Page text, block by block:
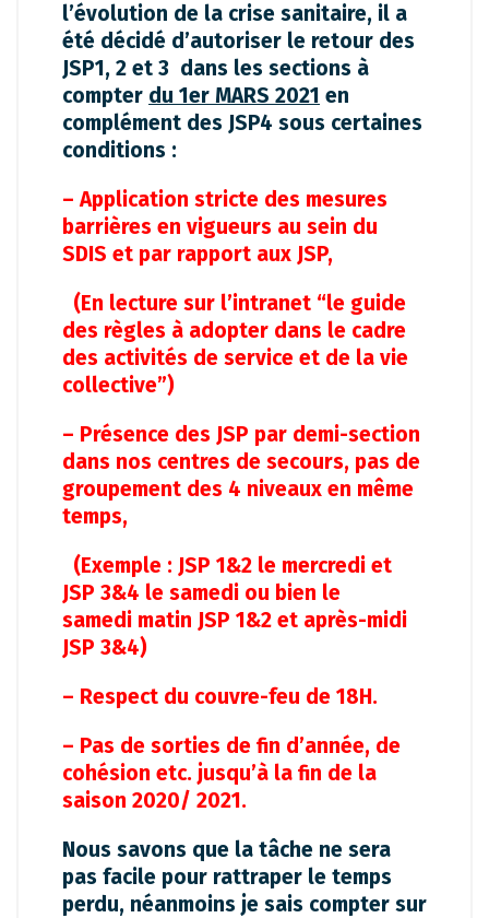
l’évolution de la crise sanitaire, il a
été décidé d’autoriser le retour des
JSP1, 2 et 3 dans les sections à
compter du 1er MARS 2021 en
complément des JSP4 sous certaines
conditions :
– Application stricte des mesures
barrières en vigueurs au sein du
SDIS et par rapport aux JSP,
(En lecture sur l’intranet “le guide
des règles à adopter dans le cadre
des activités de service et de la vie
collective”)
– Présence des JSP par demi-section
dans nos centres de secours, pas de
groupement des 4 niveaux en même
temps,
(Exemple : JSP 1&2 le mercredi et
JSP 3&4 le samedi ou bien le
samedi matin JSP 1&2 et après-midi
JSP 3&4)
– Respect du couvre-feu de 18H.
– Pas de sorties de fin d’année, de
cohésion etc. jusqu’à la fin de la
saison 2020/ 2021.
Nous savons que la tâche ne sera
pas facile pour rattraper le temps
perdu, néanmoins je sais compter sur